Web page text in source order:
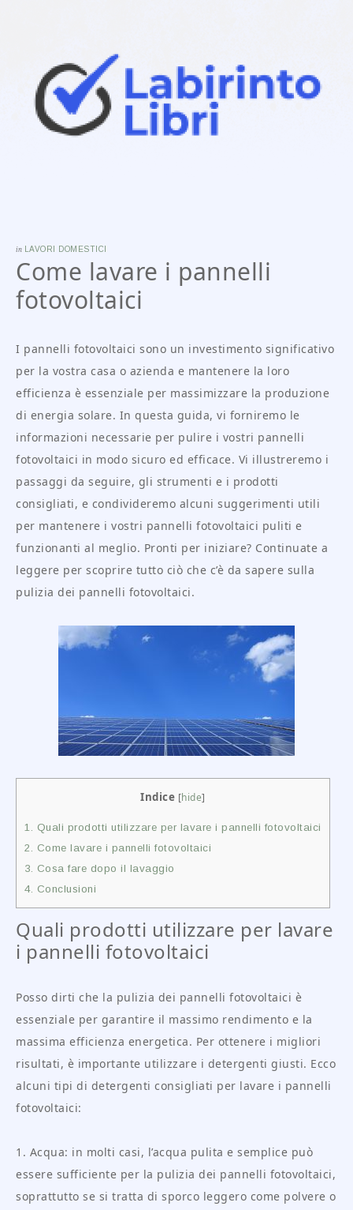
in LAVORI DOMESTICI
Come lavare i pannelli
fotovoltaici
I pannelli fotovoltaici sono un investimento significativo
per la vostra casa o azienda e mantenere la loro
efficienza è essenziale per massimizzare la produzione
di energia solare. In questa guida, vi forniremo le
informazioni necessarie per pulire i vostri pannelli
fotovoltaici in modo sicuro ed efficace. Vi illustreremo i
passaggi da seguire, gli strumenti e i prodotti
consigliati, e condivideremo alcuni suggerimenti utili
per mantenere i vostri pannelli fotovoltaici puliti e
funzionanti al meglio. Pronti per iniziare? Continuate a
leggere per scoprire tutto ciò che c’è da sapere sulla
pulizia dei pannelli fotovoltaici.
Indice [hide]
1. Quali prodotti utilizzare per lavare i pannelli fotovoltaici
2. Come lavare i pannelli fotovoltaici
3. Cosa fare dopo il lavaggio
4. Conclusioni
Quali prodotti utilizzare per lavare
i pannelli fotovoltaici
Posso dirti che la pulizia dei pannelli fotovoltaici è
essenziale per garantire il massimo rendimento e la
massima efficienza energetica. Per ottenere i migliori
risultati, è importante utilizzare i detergenti giusti. Ecco
alcuni tipi di detergenti consigliati per lavare i pannelli
fotovoltaici:
1. Acqua: in molti casi, l’acqua pulita e semplice può
essere sufficiente per la pulizia dei pannelli fotovoltaici,
soprattutto se si tratta di sporco leggero come polvere o